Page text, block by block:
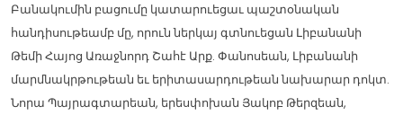
Բանակումին բացումը կատարուեցաւ պաշտօնական
հանդիսութեամբ մը, որուն ներկայ գտնուեցան Լիբանանի
Թեմի Հայոց Առաջնորդ Շահէ Արք. Փանոսեան, Լիբանանի
մարմնակրթութեան եւ երիտասարդութեան նախարար դոկտ.
Նորա Պայրագտարեան, երեսփոխան Յակոբ Թերզեան,